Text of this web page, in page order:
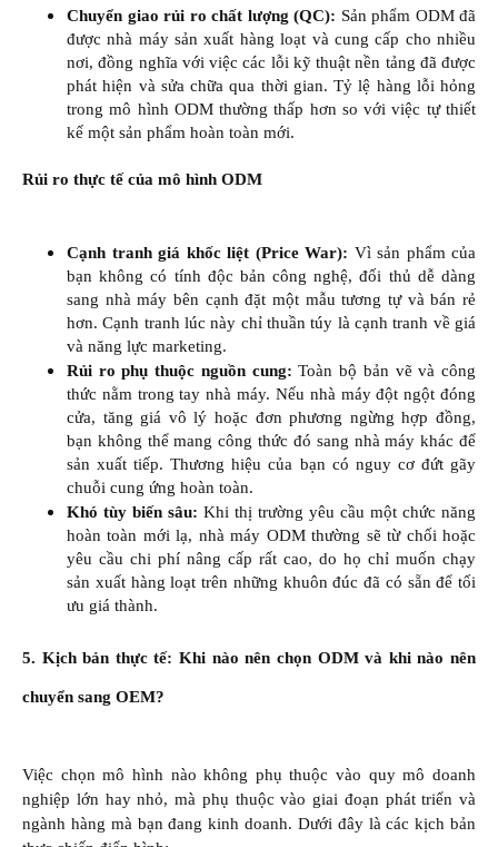
Chuyển giao rủi ro chất lượng (QC): Sản phẩm ODM đã
được nhà máy sản xuất hàng loạt và cung cấp cho nhiều
nơi, đồng nghĩa với việc các lỗi kỹ thuật nền tảng đã được
phát hiện và sửa chữa qua thời gian. Tỷ lệ hàng lỗi hỏng
trong mô hình ODM thường thấp hơn so với việc tự thiết
kế một sản phẩm hoàn toàn mới.​
Rủi ro thực tế của mô hình ODM
Cạnh tranh giá khốc liệt (Price War): Vì sản phẩm của
bạn không có tính độc bản công nghệ, đối thủ dễ dàng
sang nhà máy bên cạnh đặt một mẫu tương tự và bán rẻ
hơn. Cạnh tranh lúc này chỉ thuần túy là cạnh tranh về giá
và năng lực marketing.​
Rủi ro phụ thuộc nguồn cung: Toàn bộ bản vẽ và công
thức nằm trong tay nhà máy. Nếu nhà máy đột ngột đóng
cửa, tăng giá vô lý hoặc đơn phương ngừng hợp đồng,
bạn không thể mang công thức đó sang nhà máy khác để
sản xuất tiếp. Thương hiệu của bạn có nguy cơ đứt gãy
chuỗi cung ứng hoàn toàn.​
Khó tùy biến sâu: Khi thị trường yêu cầu một chức năng
hoàn toàn mới lạ, nhà máy ODM thường sẽ từ chối hoặc
yêu cầu chi phí nâng cấp rất cao, do họ chỉ muốn chạy
sản xuất hàng loạt trên những khuôn đúc đã có sẵn để tối
ưu giá thành.​
5. Kịch bản thực tế: Khi nào nên chọn ODM và khi nào nên
chuyển sang OEM?
Việc chọn mô hình nào không phụ thuộc vào quy mô doanh
nghiệp lớn hay nhỏ, mà phụ thuộc vào giai đoạn phát triển và
ngành hàng mà bạn đang kinh doanh. Dưới đây là các kịch bản